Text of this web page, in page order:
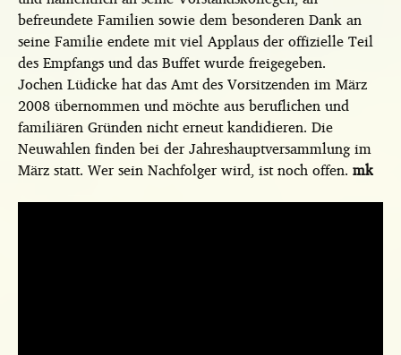
befreundete Familien sowie dem besonderen Dank an
seine Familie endete mit viel Applaus der offizielle Teil
des Empfangs und das Buffet wurde freigegeben.
Jochen Lüdicke hat das Amt des Vorsitzenden im März
2008 übernommen und möchte aus beruflichen und
familiären Gründen nicht erneut kandidieren. Die
Neuwahlen finden bei der Jahreshauptversammlung im
März statt. Wer sein Nachfolger wird, ist noch offen. mk